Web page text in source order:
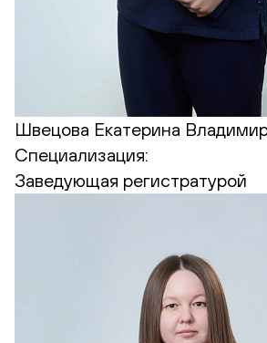
Швецова Екатерина
Специализация:
Заведующая регистратурой